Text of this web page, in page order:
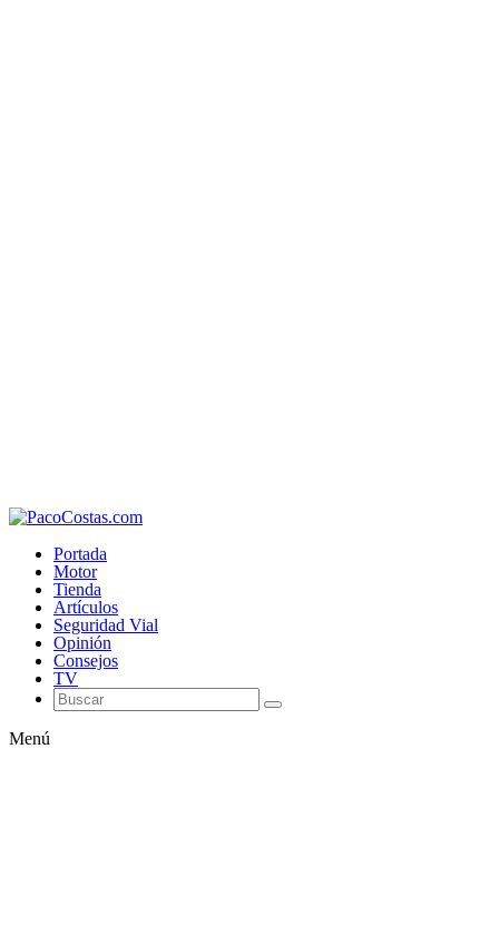
Portada
Motor
Tienda
Artículos
Seguridad Vial
Opinión
Consejos
TV
Menú